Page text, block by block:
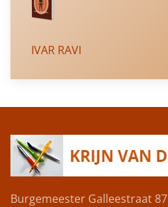
IVAR RAVI
Burgemeester Galleestraat 87